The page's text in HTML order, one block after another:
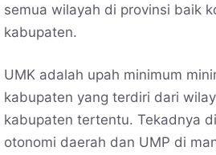
semua wilayah di provinsi baik
kabupaten.
UMK adalah upah minimum
kabupaten yang terdiri dari
kabupaten tertentu. Tekadnya
otonomi daerah dan UMP di